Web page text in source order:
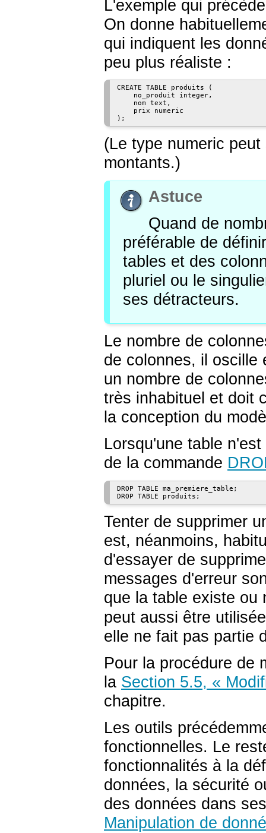
L'exemple qui
On donne
qui indiquent les
peu plus réaliste :
CREATE TABLE produits (
    no_produit integer,
    nom text,
    prix numeric
);
(Le type numeric peut
montants.)
Astuce
Quand de
préférable de
tables et des
pluriel ou le
ses détracteurs.
Le nombre de
de colonnes, il oscille
un nombre de
très inhabituel et doit
la conception du
Lorsqu'une table
de la commande
DROP TABLE ma_premiere_table;
DROP TABLE produits;
Tenter de supprimer
est, néanmoins,
d'essayer de
messages d'erreur
que la table existe
peut aussi être
elle ne fait pas partie
Pour la procédure de
la Section 5.5, «
chapitre.
Les outils
fonctionnelles. Le
fonctionnalités à la
données, la sécurité
des données dans
Manipulation de